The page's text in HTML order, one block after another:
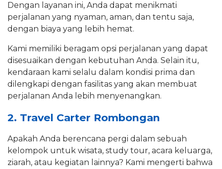
Dengan layanan ini, Anda dapat menikmati
perjalanan yang nyaman, aman, dan tentu saja,
dengan biaya yang lebih hemat.
Kami memiliki beragam opsi perjalanan yang dapat
disesuaikan dengan kebutuhan Anda. Selain itu,
kendaraan kami selalu dalam kondisi prima dan
dilengkapi dengan fasilitas yang akan membuat
perjalanan Anda lebih menyenangkan.
2. Travel Carter Rombongan
Apakah Anda berencana pergi dalam sebuah
kelompok untuk wisata, study tour, acara keluarga,
ziarah, atau kegiatan lainnya? Kami mengerti bahwa